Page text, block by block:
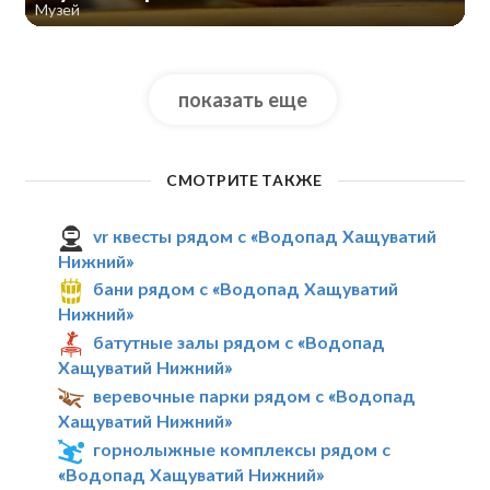
Музей
показать еще
СМОТРИТЕ ТАКЖЕ
vr квесты рядом с «Водопад Хащуватий
Нижний»
бани рядом с «Водопад Хащуватий
Нижний»
батутные залы рядом с «Водопад
Хащуватий Нижний»
веревочные парки рядом с «Водопад
Хащуватий Нижний»
горнолыжные комплексы рядом с
«Водопад Хащуватий Нижний»